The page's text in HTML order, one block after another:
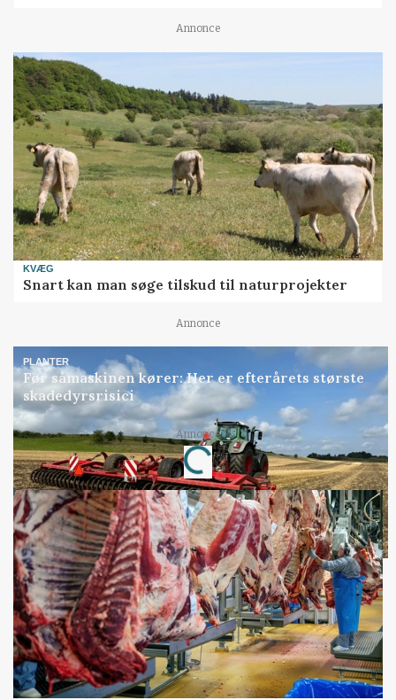
Annonce
KVÆG
Snart kan man søge tilskud til naturprojekter
Annonce
PLANTER
Før såmaskinen kører: Her er efterårets største
skadedyrsrisici
Annonce
Loading...